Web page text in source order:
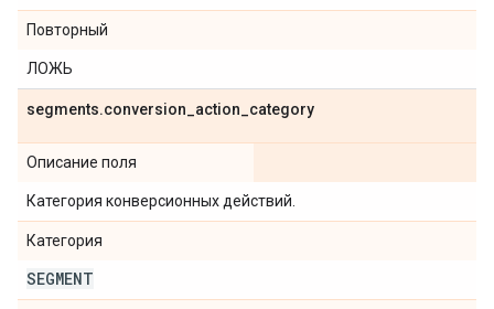
Повторный
ЛОЖЬ
segments.conversion action category
Описание поля
Категория конверсионных действий.
Категория
SEGMENT